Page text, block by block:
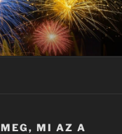
MI AZ A